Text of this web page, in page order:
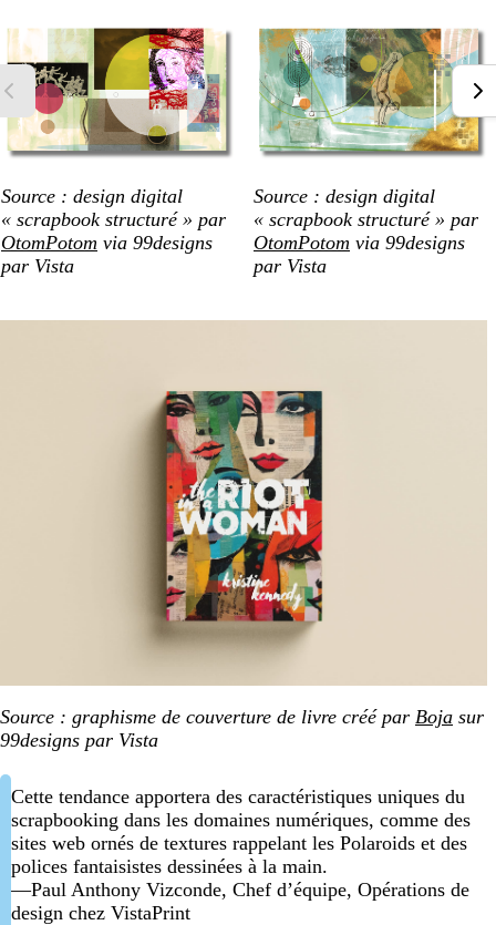
Source : design digital
« scrapbook structuré » par
OtomPotom via 99designs
par Vista
Source : design digital
« scrapbook structuré » par
OtomPotom via 99designs
par Vista
Source : graphisme de couverture de livre créé par Boja sur
99designs par Vista
Cette tendance apportera des caractéristiques uniques du
scrapbooking dans les domaines numériques, comme des
sites web ornés de textures rappelant les Polaroids et des
polices fantaisistes dessinées à la main.
—Paul Anthony Vizconde, Chef d’équipe, Opérations de
design chez VistaPrint